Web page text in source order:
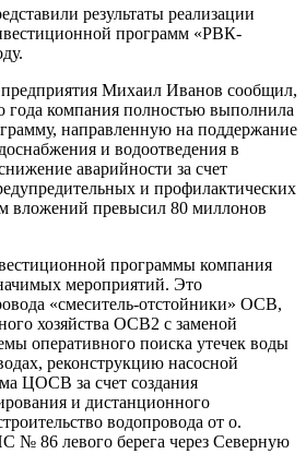
результаты реализации
программ «РВК-
Михаил Иванов сообщил,
года компания полностью выполнила
направленную на поддержание
и водоотведения в
аварийности за счет
и профилактических
вложений превысил 80 миллонов
программы компания
мероприятий. Это
«смеситель-отстойники» ОСВ,
хозяйства ОСВ2 с заменой
оперативного поиска утечек воды
реконструкцию насосной
ЦОСВ за счет создания
и дистанционного
водопровода от о.
№ 86 левого берега через Северную